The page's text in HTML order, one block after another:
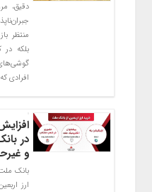
دقیق،
منتظر
بلکه
افرادی
در
و
بانک
ارز